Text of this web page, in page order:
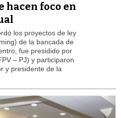
hacen foco en
los proyectos de ley
de la bancada de
fue presidido por
– PJ) y participaron
y presidente de la